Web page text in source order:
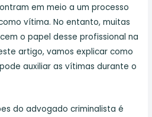
em meio a um processo
vítima. No entanto, muitas
o papel desse profissional na
artigo, vamos explicar como
auxiliar as vítimas durante o
do advogado criminalista é